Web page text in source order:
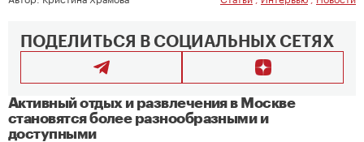
ПОДЕЛИТЬСЯ В СОЦИАЛЬНЫХ СЕТЯХ
Активный отдых и развлечения в Москве
становятся более разнообразными и
доступными